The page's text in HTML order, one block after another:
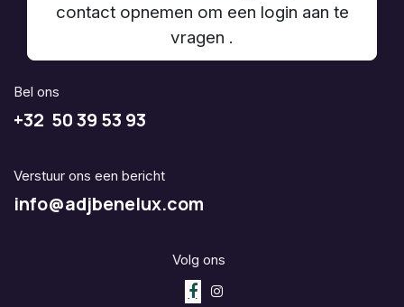
contact opnemen om een login aan te
vragen .
Bel ons
+32 50 39 53 93
Verstuur ons een bericht
info@adjbenelux.com
Volg ons